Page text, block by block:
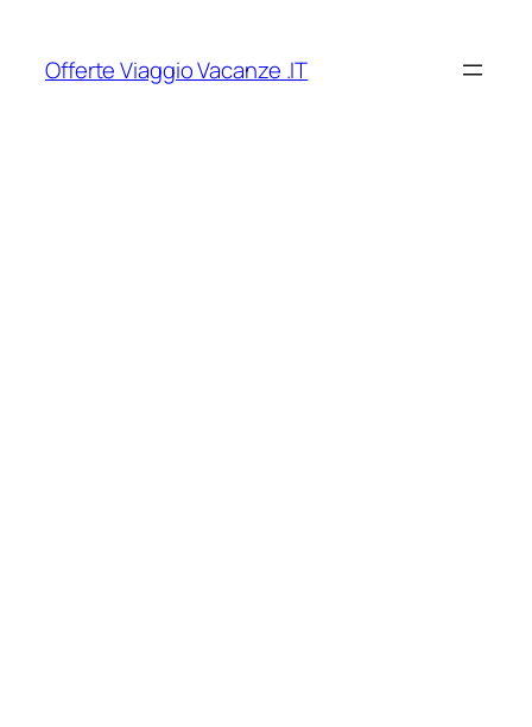
contenuto
Offerte Viaggio Vacanze .IT